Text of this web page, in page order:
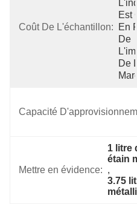
Coût De L'échantillon:
Est
En
De
De
Capacité
Mettre en évidence:
1 litre
étain
,
3.75